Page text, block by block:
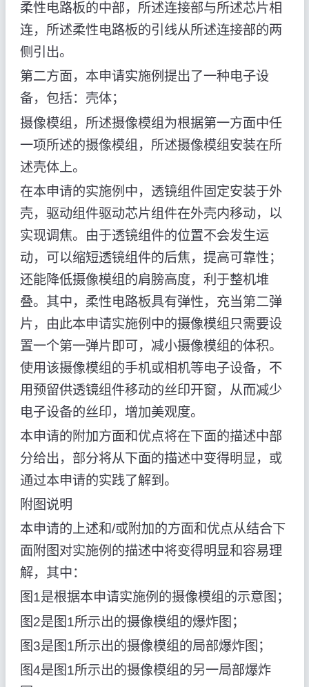
柔性电路板的中部，所述连接部与所述芯片相
连，所述柔性电路板的引线从所述连接部的两
侧引出。
第二方面，本申请实施例提出了一种电子设
备，包括：壳体；
摄像模组，所述摄像模组为根据第一方面中任
一项所述的摄像模组，所述摄像模组安装在所
述壳体上。
在本申请的实施例中，透镜组件固定安装于外
壳，驱动组件驱动芯片组件在外壳内移动，以
实现调焦。由于透镜组件的位置不会发生运
动，可以缩短透镜组件的后焦，提高可靠性；
还能降低摄像模组的肩膀高度，利于整机堆
叠。其中，柔性电路板具有弹性，充当第二弹
片，由此本申请实施例中的摄像模组只需要设
置一个第一弹片即可，减小摄像模组的体积。
使用该摄像模组的手机或相机等电子设备，不
用预留供透镜组件移动的丝印开窗，从而减少
电子设备的丝印，增加美观度。
本申请的附加方面和优点将在下面的描述中部
分给出，部分将从下面的描述中变得明显，或
通过本申请的实践了解到。
附图说明
本申请的上述和/或附加的方面和优点从结合下
面附图对实施例的描述中将变得明显和容易理
解，其中：
图1是根据本申请实施例的摄像模组的示意图；
图2是图1所示出的摄像模组的爆炸图；
图3是图1所示出的摄像模组的局部爆炸图；
图4是图1所示出的摄像模组的另一局部爆炸